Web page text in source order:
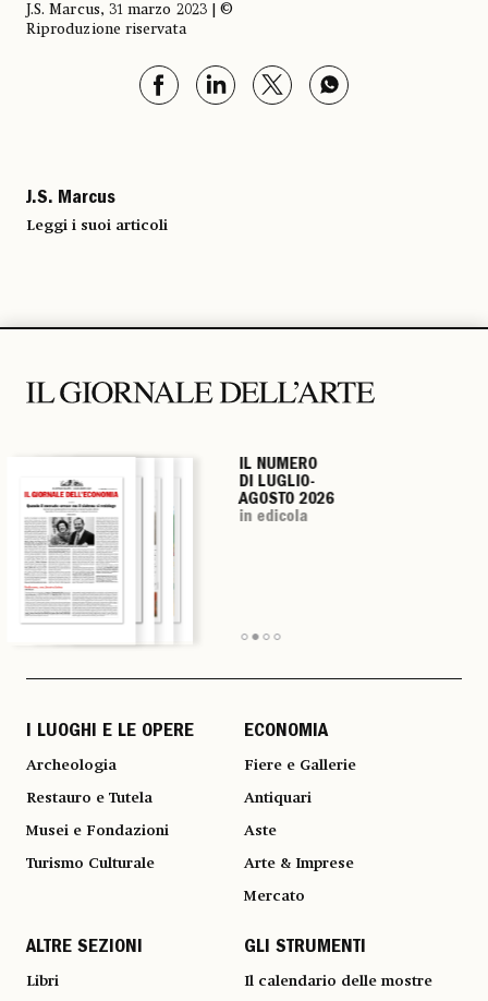
J.S. Marcus, 31 marzo 2023 | ©
Riproduzione riservata
J.S. Marcus
Leggi i suoi articoli
IL NUMERO
DI LUGLIO-
AGOSTO 2026
in edicola
IL NUMERO
DI LUGLIO-
AGOSTO 2026
in edicola
IL NUMERO
DI LUGLIO-
AGOSTO 2026
in edicola
IL NUMERO
DI LUGLIO-
AGOSTO 2026
in edicola
I LUOGHI E LE OPERE
Archeologia
Restauro e Tutela
Musei e Fondazioni
Turismo Culturale
ECONOMIA
Fiere e Gallerie
Antiquari
Aste
Arte & Imprese
Mercato
ALTRE SEZIONI
Libri
GLI STRUMENTI
Il calendario delle mostre